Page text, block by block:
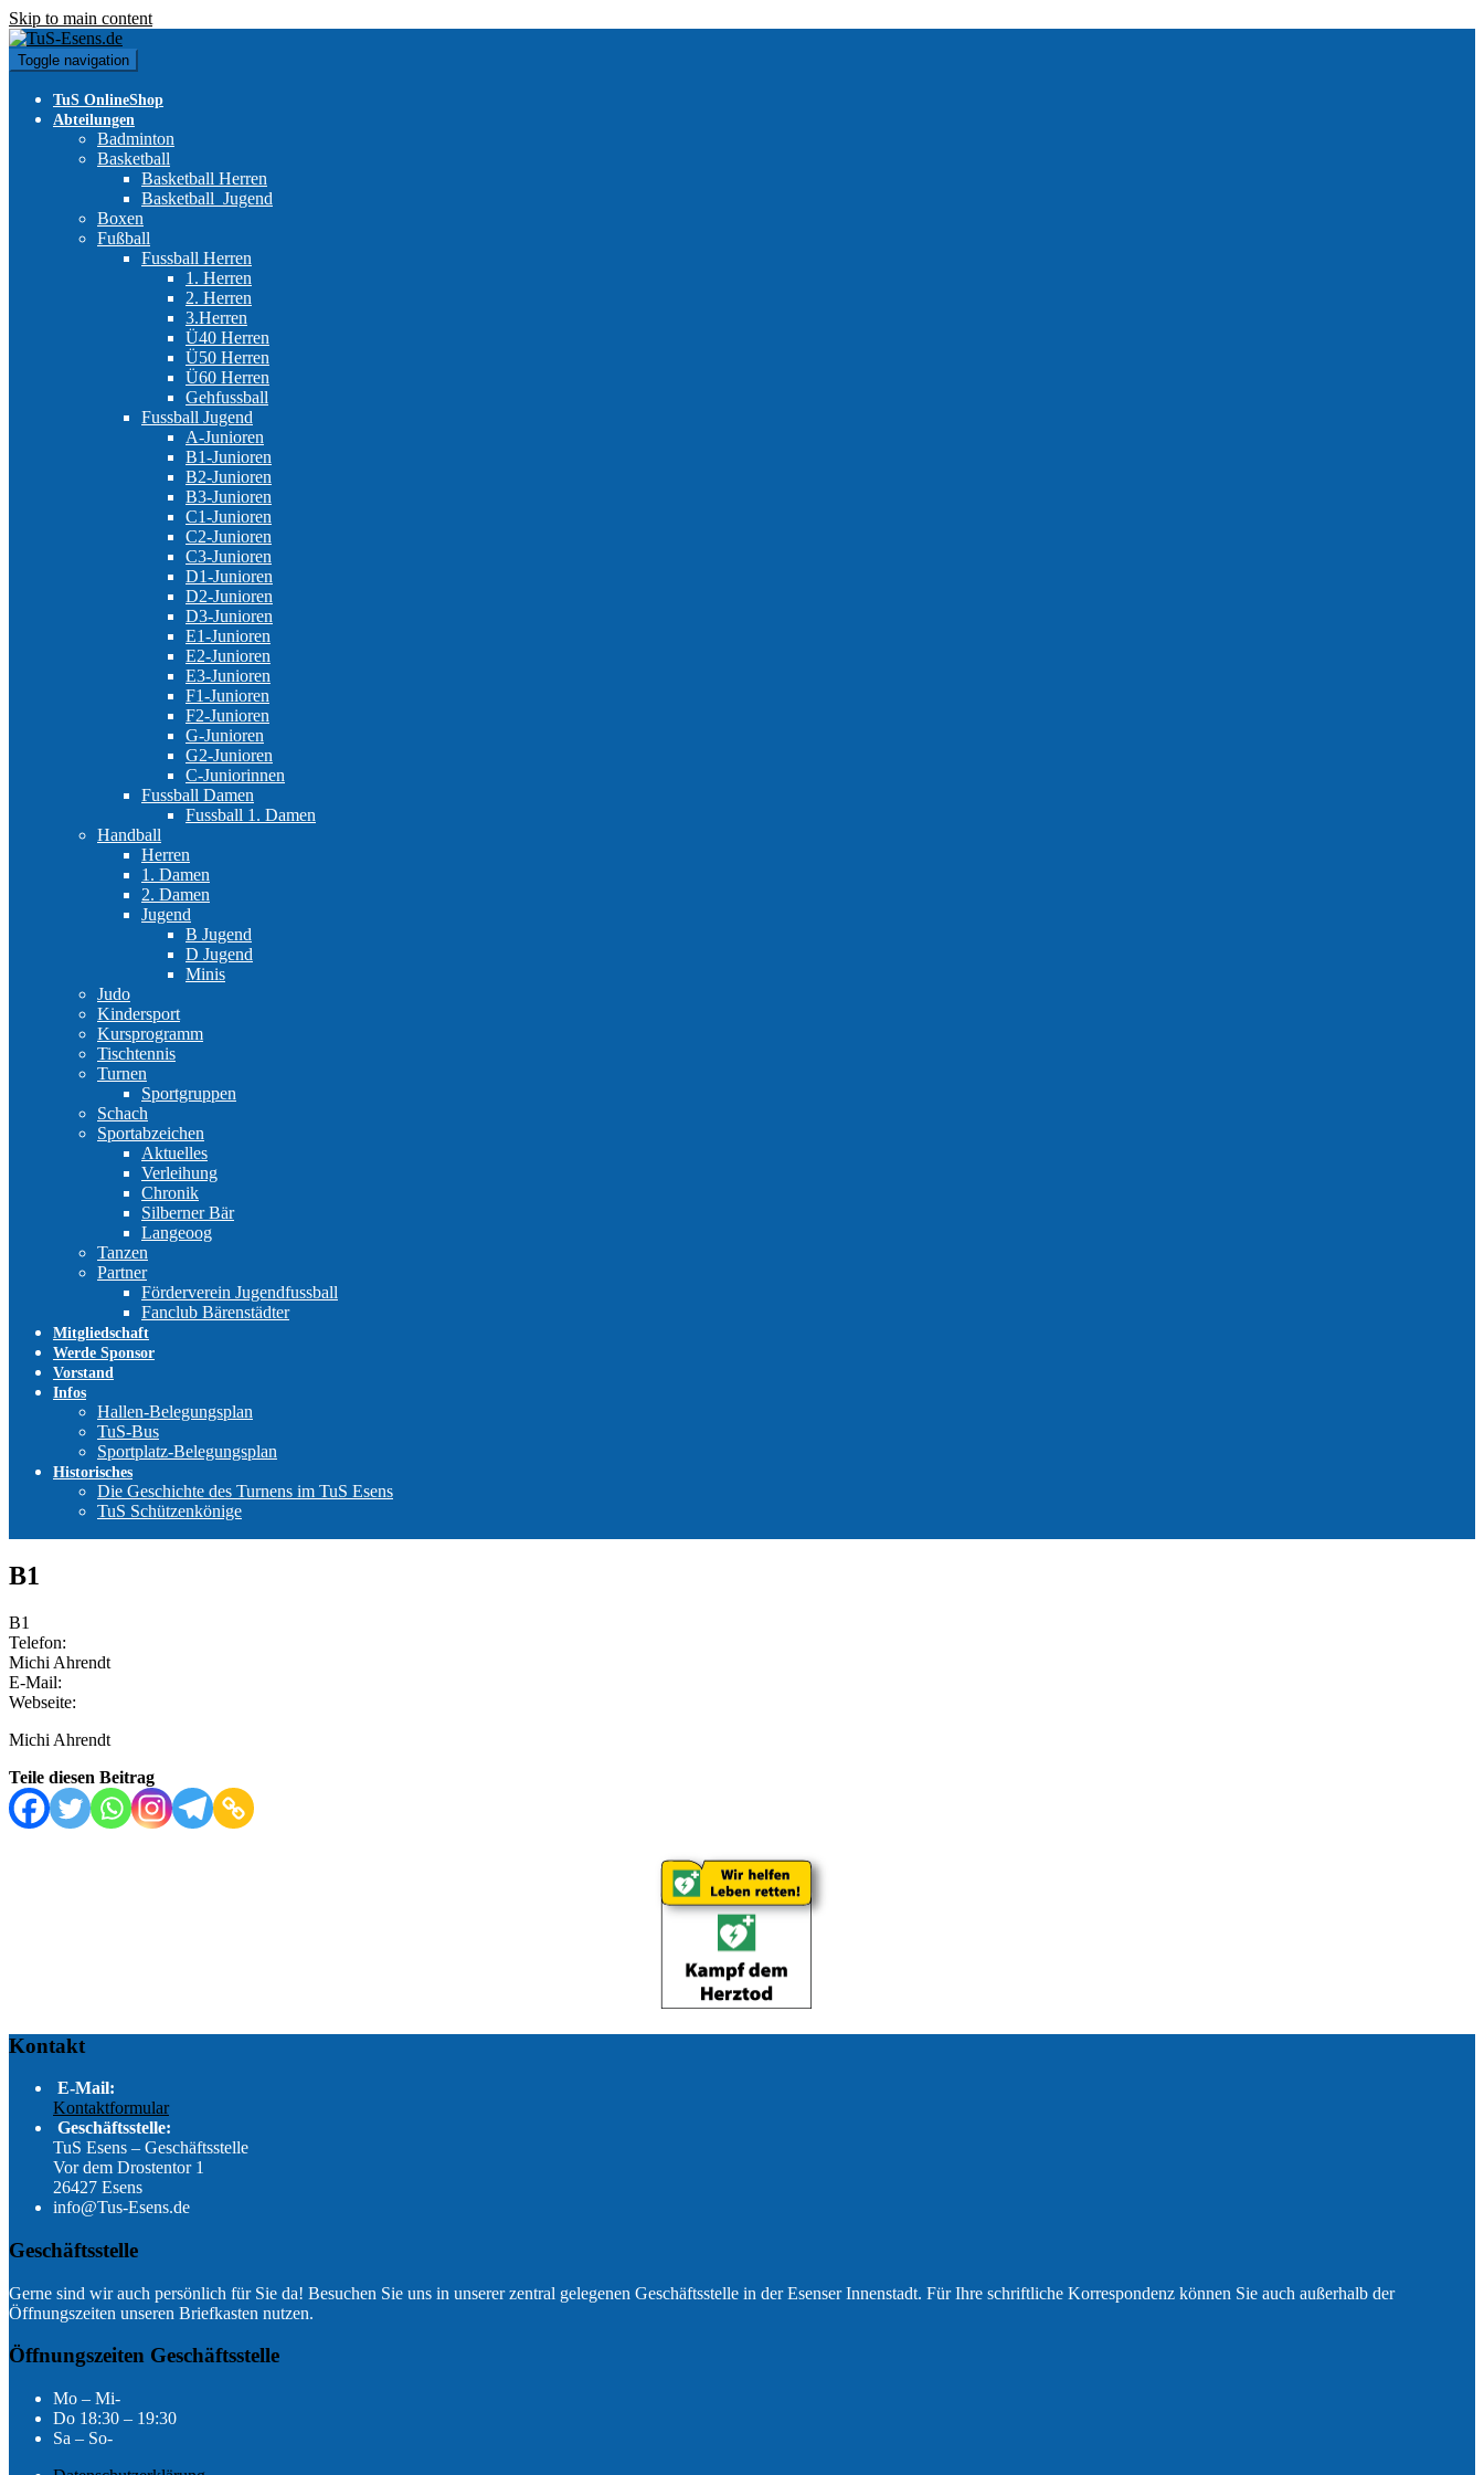
Skip to main content
Toggle navigation
TuS OnlineShop
Abteilungen
Badminton
Basketball
Basketball Herren
Basketball_Jugend
Boxen
Fußball
Fussball Herren
1. Herren
2. Herren
3.Herren
Ü40 Herren
Ü50 Herren
Ü60 Herren
Gehfussball
Fussball Jugend
A-Junioren
B1-Junioren
B2-Junioren
B3-Junioren
C1-Junioren
C2-Junioren
C3-Junioren
D1-Junioren
D2-Junioren
D3-Junioren
E1-Junioren
E2-Junioren
E3-Junioren
F1-Junioren
F2-Junioren
G-Junioren
G2-Junioren
C-Juniorinnen
Fussball Damen
Fussball 1. Damen
Handball
Herren
1. Damen
2. Damen
Jugend
B Jugend
D Jugend
Minis
Judo
Kindersport
Kursprogramm
Tischtennis
Turnen
Sportgruppen
Schach
Sportabzeichen
Aktuelles
Verleihung
Chronik
Silberner Bär
Langeoog
Tanzen
Partner
Förderverein Jugendfussball
Fanclub Bärenstädter
Mitgliedschaft
Werde Sponsor
Vorstand
Infos
Hallen-Belegungsplan
TuS-Bus
Sportplatz-Belegungsplan
Historisches
Die Geschichte des Turnens im TuS Esens
TuS Schützenkönige
B1
B1
Telefon:
Michi Ahrendt
E-Mail:
Webseite:
Michi Ahrendt
Teile diesen Beitrag
Kontakt
E-Mail:
Kontaktformular
Geschäftsstelle:
TuS Esens – Geschäftsstelle
Vor dem Drostentor 1
26427 Esens
info@Tus-Esens.de
Geschäftsstelle
Gerne sind wir auch persönlich für Sie da! Besuchen Sie uns in unserer zentral gelegenen Geschäftsstelle in der Esenser Innenstadt. Für Ihre schriftliche Korrespondenz können Sie auch außerhalb der
Öffnungszeiten unseren Briefkasten nutzen.
Öffnungszeiten Geschäftsstelle
Mo – Mi-
Do 18:30 – 19:30
Sa – So-